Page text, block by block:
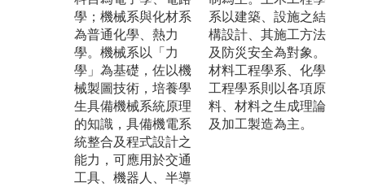
學；機械系與化材系
為普通化學、熱力
學。機械系以「力
學」為基礎，佐以機
械製圖技術，培養學
生具備機械系統原理
的知識，具備機電系
統整合及程式設計之
能力，可應用於交通
工具、機器人、半導
系以建築、設施之結
構設計、其施工方法
及防災安全為對象。
材料工程學系、化學
工程學系則以各項原
料、材料之生成理論
及加工製造為主。